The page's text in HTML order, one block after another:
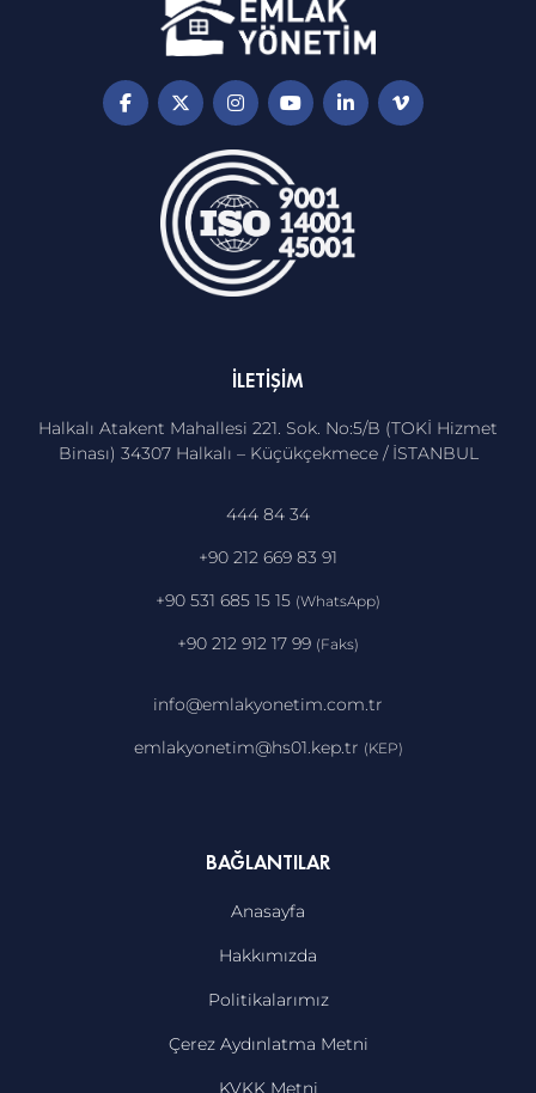
İLETIŞIM
Halkalı Atakent Mahallesi 221. Sok. No:5/B (TOKİ Hizmet
Binası) 34307 Halkalı – Küçükçekmece / İSTANBUL
444 84 34
+90 212 669 83 91
+90 531 685 15 15 (WhatsApp)
+90 212 912 17 99 (Faks)
info@emlakyonetim.com.tr
emlakyonetim@hs01.kep.tr (KEP)
BAĞLANTILAR
Anasayfa
Hakkımızda
Politikalarımız
Çerez Aydınlatma Metni
KVKK Metni